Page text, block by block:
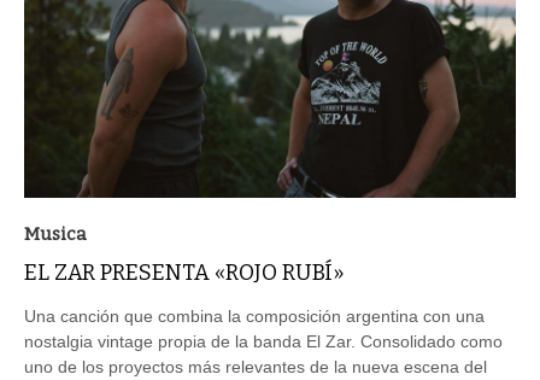
Musica
EL ZAR PRESENTA «ROJO RUBÍ»
Una canción que combina la composición argentina con una
nostalgia vintage propia de la banda El Zar. Consolidado como
uno de los proyectos más relevantes de la nueva escena del